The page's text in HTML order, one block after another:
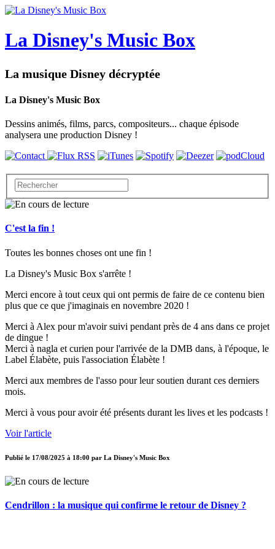
La Disney's Music Box
La musique Disney décryptée
La Disney's Music Box
Dessins animés, films, parcs, compositeurs... chaque épisode
analysera une production Disney !
C'est la fin !
Toutes les bonnes choses ont une fin !
La Disney's Music Box s'arrête !
Merci encore à tout ceux qui ont permis de faire de ce contenu bien
plus que ce que j'imaginais en novembre 2020 !
Merci à Alex pour m'avoir suivi pendant près de 4 ans dans ce projet
de dingue !
Merci à nagla et curien pour l'arrivée de la DMB dans, à l'époque, le
Label Élabète, puis l'association Élabète !
Merci aux membres de l'asso pour leur soutien durant ces derniers
mois.
Merci à vous pour avoir été présents durant les lives et les podcasts !
Voir l'article
Publié le 17/08/2025 à 18:00 par La Disney's Music Box
Cendrillon : la musique qui confirme le retour de Disney ?